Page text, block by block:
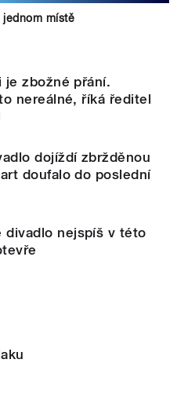
jednom místě
je zbožné přání.
nereálné, říká ředitel
dojíždí zbržděnou
doufalo do poslední
divadlo nejspíš v této